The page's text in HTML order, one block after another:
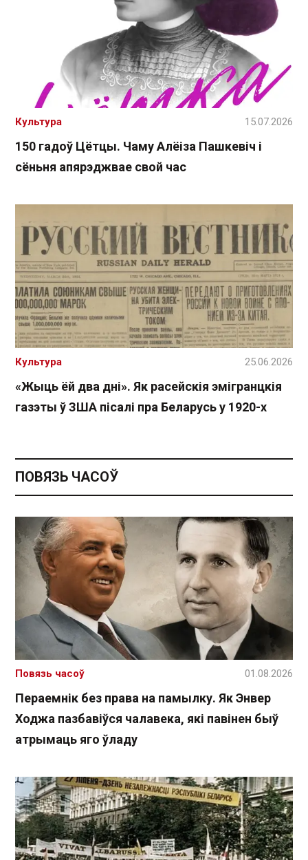
150 гадоў Цётцы. Чаму Алёіза Пашкевіч і
сёньня апярэджвае свой час
Культура 15.07.2026
«Жыць ёй два дні». Як расейскія эмігранцкія
газэты ў ЗША пісалі пра Беларусь у 1920-х
Культура 25.06.2026
ПОВЯЗЬ ЧАСОЎ
Пераемнік без права на памылку. Як Энвер
Ходжа пазбавіўся чалавека, які павінен быў
атрымаць яго ўладу
Повязь часоў 01.08.2026